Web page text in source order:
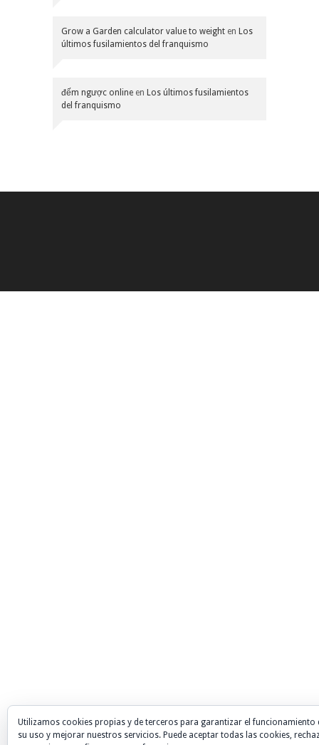
Grow a Garden calculator value to weight en Los
últimos fusilamientos del franquismo
đếm ngược online en Los últimos fusilamientos
del franquismo
Utilizamos cookies propias y de terceros para garantizar el funcionamiento
su uso y mejorar nuestros servicios. Puede aceptar todas las cookies,